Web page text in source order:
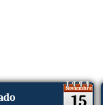
Noviembre
15